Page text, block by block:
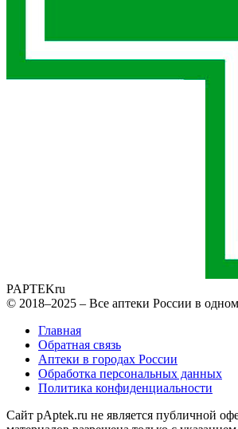
PAPTEKru
© 2018–2025 – Все аптеки России в
Главная
Обратная связь
Аптеки в городах России
Обработка персональных данных
Политика конфиденциальности
Сайт pAptek.ru не является публичной